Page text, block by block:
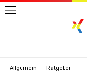
Allgemein Ratgeber